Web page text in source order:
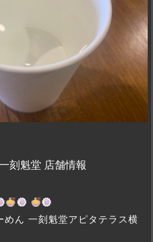
刻魁堂 店舗情報
めん 一刻魁堂アピタテラス横